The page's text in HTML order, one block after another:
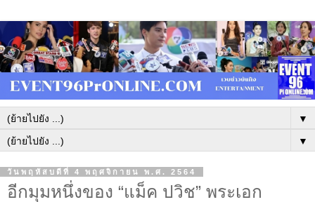
▼
▼
วันพฤหัสบดีที่ 4 พฤศจิกายน พ.ศ. 2564
อีกมุมหนึ่งของ “แม็ค ปวิช” พระเอก